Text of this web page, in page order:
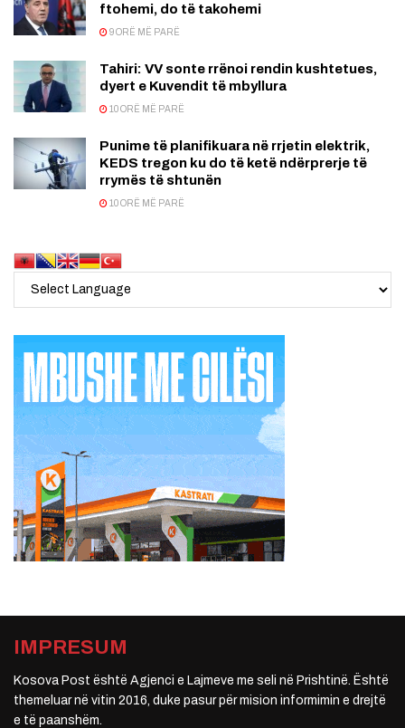
ftohemi, do të takohemi
9 ORË MË PARË
Tahiri: VV sonte rrënoi rendin kushtetues,
dyert e Kuvendit të mbyllura
10 ORË MË PARË
Punime të planifikuara në rrjetin elektrik,
KEDS tregon ku do të ketë ndërprerje të
rrymës të shtunën
10 ORË MË PARË
IMPRESUM
Kosova Post është Agjenci e Lajmeve me seli në Prishtinë. Është
themeluar në vitin 2016, duke pasur për mision informimin e drejtë
e të paanshëm.